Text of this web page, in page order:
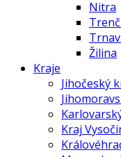
Nitra
Žilina
Kraje
Jihočeský
Kraj